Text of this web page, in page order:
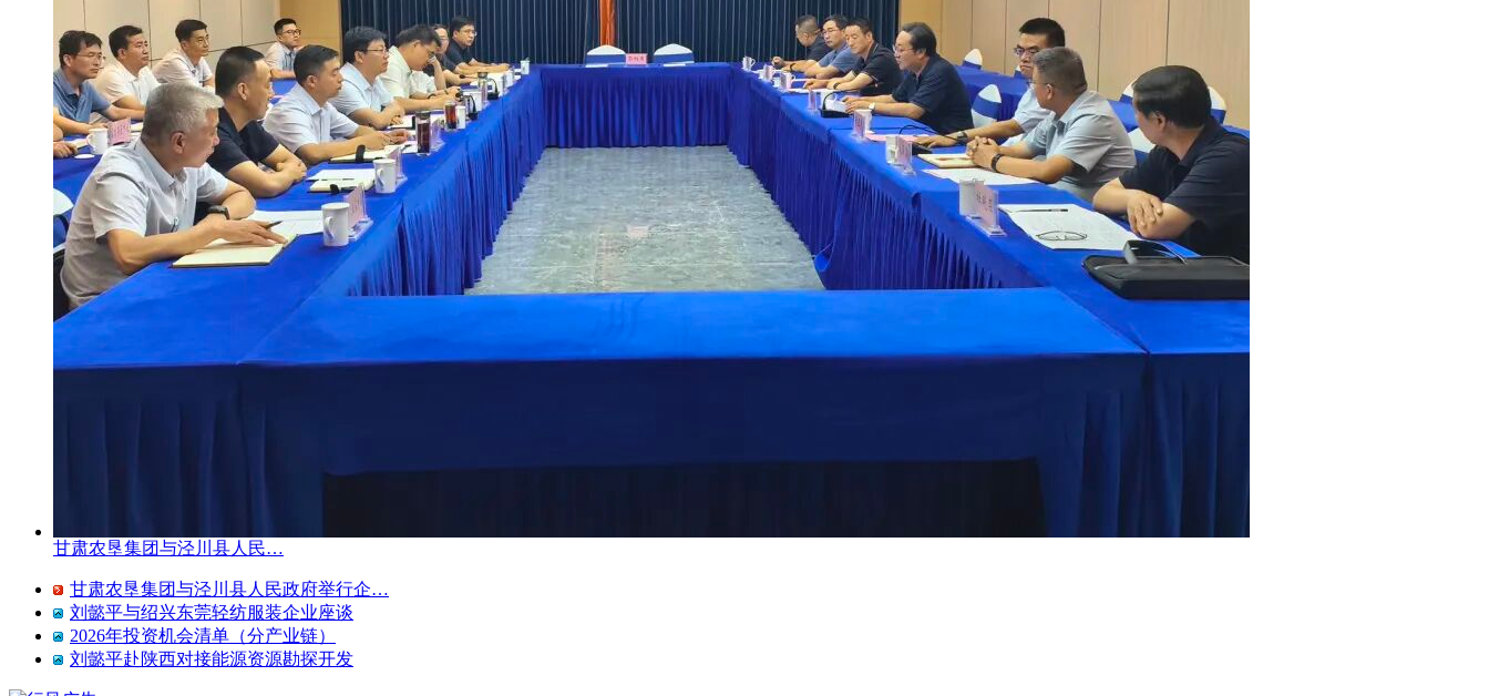
甘肃农垦集团与泾川县人民…
甘肃农垦集团与泾川县人民政府举行企…
刘懿平与绍兴东莞轻纺服装企业座谈
2026年投资机会清单（分产业链）
刘懿平赴陕西对接能源资源勘探开发